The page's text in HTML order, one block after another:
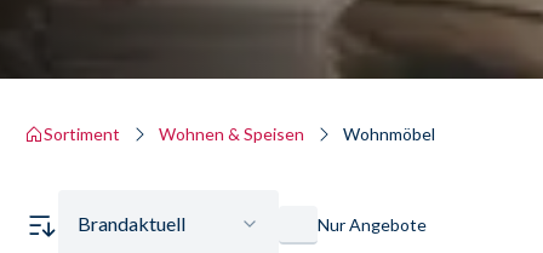
Sortiment Wohnen & Speisen Wohnmöbel
Brandaktuell Nur Angebote